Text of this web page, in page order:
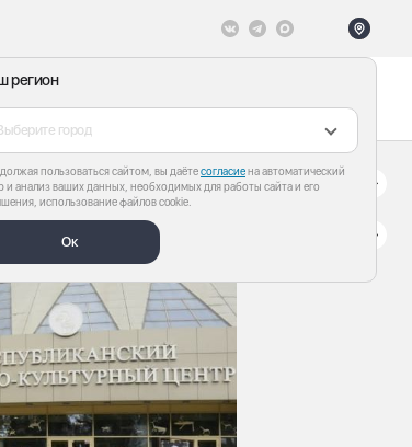
регион
город
пользоваться сайтом, вы даётесогласиена автоматический
и анализ ваших данных, необходимых для работы сайта и его
использование файлов cookie.
Ок